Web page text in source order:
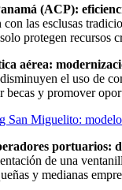
(ACP):
las esclusas
protegen
aérea:
el uso de
becas y promover
San Miguelito:
portuarios:
de una
y medianas